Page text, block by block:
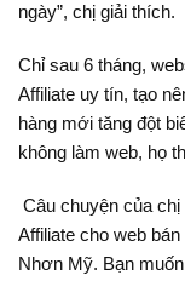
ngày”, chị giải thích.
Chỉ sau 6 tháng,
Affiliate uy tín, tạo
hàng mới tăng đột
không làm web, họ
Câu chuyện của
Affiliate cho web
Nhơn Mỹ. Bạn